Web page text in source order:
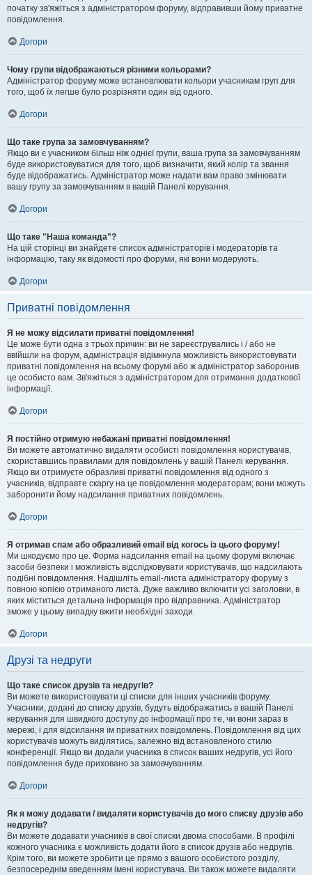
початку зв'яжіться з адміністратором форуму, відправивши йому приватне
повідомлення.
Догори
Чому групи відображаються різними кольорами?
Адміністратор форуму може встановлювати кольори учасникам груп для
того, щоб їх легше було розрізняти один від одного.
Догори
Що таке група за замовчуванням?
Якщо ви є учасником більш ніж однієї групи, ваша група за замовчуванням
буде використовуватися для того, щоб визначити, який колір та звання
буде відображатись. Адміністратор може надати вам право змінювати
вашу групу за замовчуванням в вашій Панелі керування.
Догори
Що таке "Наша команда"?
На цій сторінці ви знайдете список адміністраторів і модераторів та
інформацію, таку як відомості про форуми, які вони модерують.
Догори
Приватні повідомлення
Я не можу відсилати приватні повідомлення!
Це може бути одна з трьох причин: ви не зареєструвались і / або не
ввійшли на форум, адміністрація відімкнула можливість використовувати
приватні повідомлення на всьому форумі або ж адміністратор заборонив
це особисто вам. Зв'яжіться з адміністратором для отримання додаткової
інформації.
Догори
Я постійно отримую небажані приватні повідомлення!
Ви можете автоматично видаляти особисті повідомлення користувачів,
скориставшись правилами для повідомлень у вашій Панелі керування.
Якщо ви отримуєте образливі приватні повідомлення від одного з
учасників, відправте скаргу на це повідомлення модераторам; вони можуть
заборонити йому надсилання приватних повідомлень.
Догори
Я отримав спам або образливий email від когось із цього форуму!
Ми шкодуємо про це. Форма надсилання email на цьому форумі включає
засоби безпеки і можливість відслідковувати користувачів, що надсилають
подібні повідомлення. Надішліть email-листа адміністратору форуму з
повною копією отриманого листа. Дуже важливо включити усі заголовки, в
яких міститься детальна інформація про відправника. Адміністратор
зможе у цьому випадку вжити необхідні заходи.
Догори
Друзі та недруги
Що таке список друзів та недругів?
Ви можете використовувати ці списки для інших учасників форуму.
Учасники, додані до списку друзів, будуть відображатись в вашій Панелі
керування для швидкого доступу до інформації про те, чи вони зараз в
мережі, і для відсилання їм приватних повідомлень. Повідомлення від цих
користувачів можуть виділятись, залежно від встановленого стилю
конференції. Якщо ви додали учасника в список ваших недругів, усі його
повідомлення буде приховано за замовчуванням.
Догори
Як я можу додавати / видаляти користувачів до мого списку друзів або
недругів?
Ви можете додавати учасників в свої списки двома способами. В профілі
кожного учасника є можливість додати його в список друзів або недругів.
Крім того, ви можете зробити це прямо з вашого особистого розділу,
безпосереднім введенням імені користувача. Ви також можете видаляти